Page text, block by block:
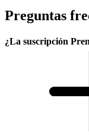
Preguntas
¿La suscripción